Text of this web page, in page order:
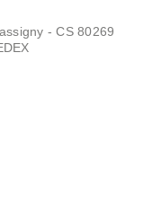
- CS 80269